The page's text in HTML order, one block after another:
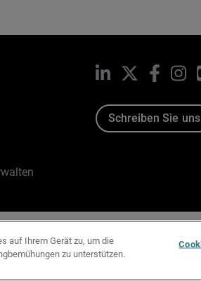
LinkedIn
Schreiben Sie uns
Technologies, Inc. Alle Rechte
auf Ihrem Gerät zu, um die
zu unterstützen.